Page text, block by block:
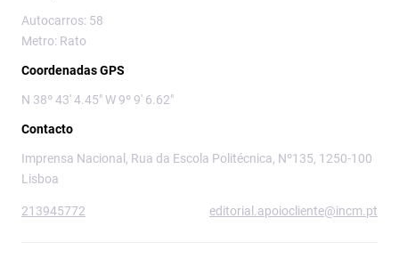
Autocarros: 58
Metro: Rato
Coordenadas GPS
N 38º 43' 4.45" W 9º 9' 6.62"
Contacto
Imprensa Nacional, Rua da Escola Politécnica, Nº135, 1250-100
Lisboa
213945772 editorial.apoiocliente@incm.pt